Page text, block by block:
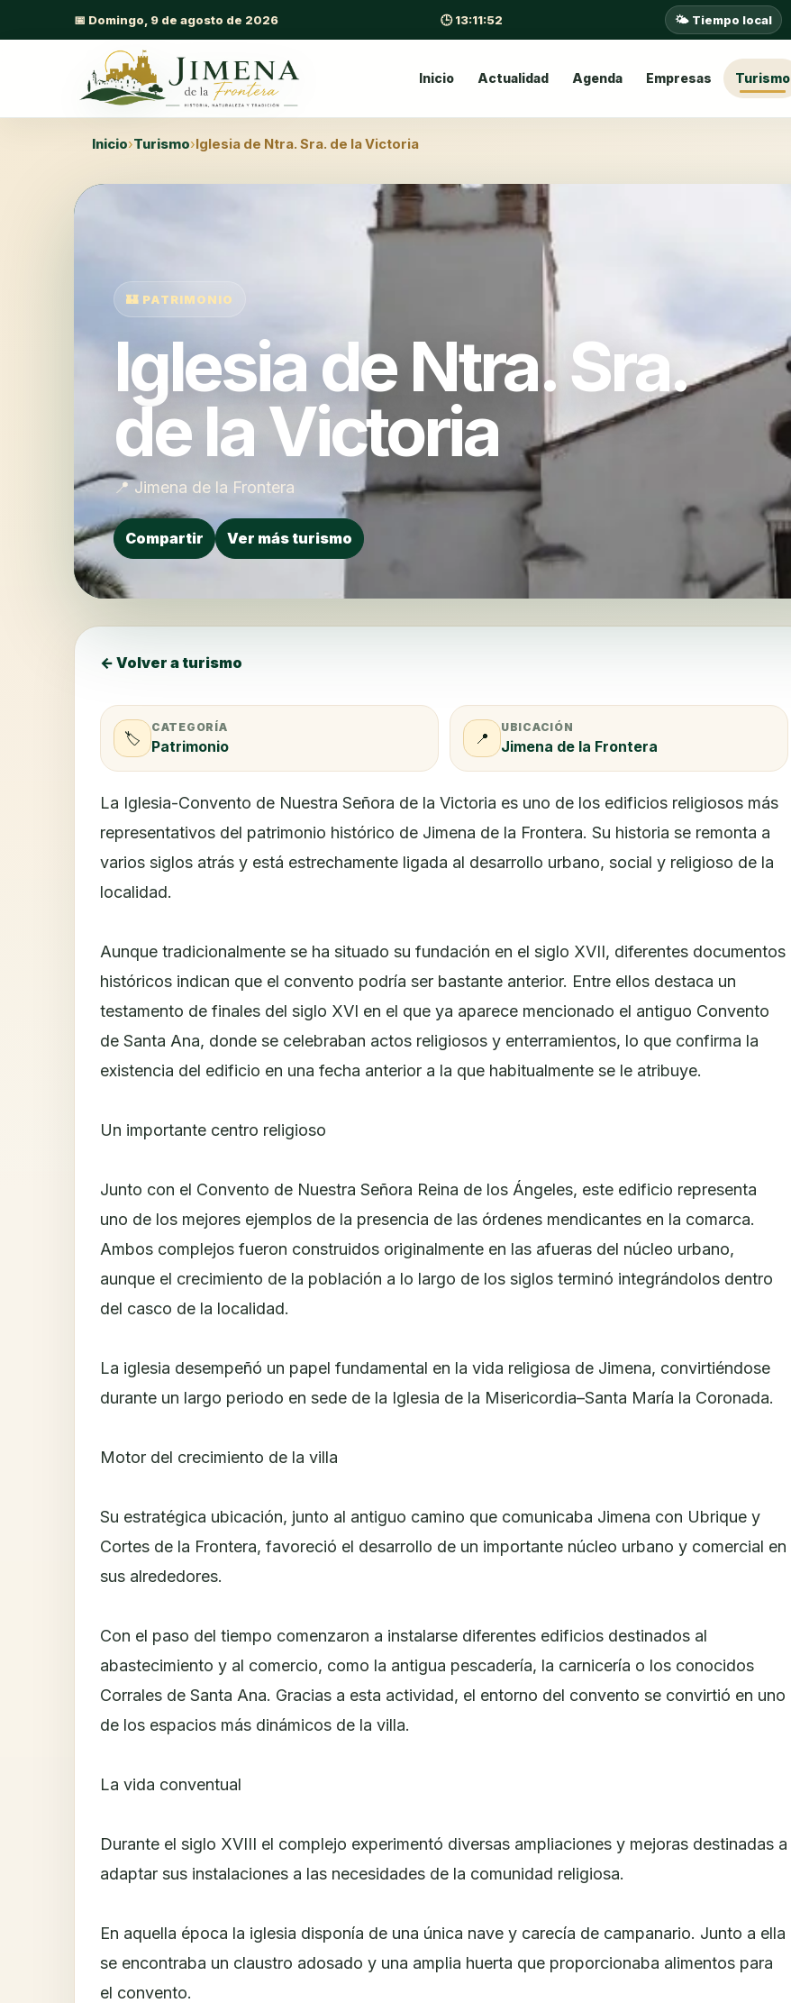
📅 Domingo, 9 de agosto de 2026 🕒 13:11:53 🌤️ Tiempo local
Inicio Actualidad Agenda Empresas Turismo
Inicio›Turismo›Iglesia de Ntra. Sra. de la Victoria
🏰 PATRIMONIO
Iglesia de Ntra. Sra.
de la Victoria
📍 Jimena de la Frontera
Compartir Ver más turismo
← Volver a turismo
🏷️
CATEGORÍA
Patrimonio 📍
UBICACIÓN
Jimena de la Frontera
La Iglesia-Convento de Nuestra Señora de la Victoria es uno de los edificios religiosos más
representativos del patrimonio histórico de Jimena de la Frontera. Su historia se remonta a
varios siglos atrás y está estrechamente ligada al desarrollo urbano, social y religioso de la
localidad.
Aunque tradicionalmente se ha situado su fundación en el siglo XVII, diferentes documentos
históricos indican que el convento podría ser bastante anterior. Entre ellos destaca un
testamento de finales del siglo XVI en el que ya aparece mencionado el antiguo Convento
de Santa Ana, donde se celebraban actos religiosos y enterramientos, lo que confirma la
existencia del edificio en una fecha anterior a la que habitualmente se le atribuye.
Un importante centro religioso
Junto con el Convento de Nuestra Señora Reina de los Ángeles, este edificio representa
uno de los mejores ejemplos de la presencia de las órdenes mendicantes en la comarca.
Ambos complejos fueron construidos originalmente en las afueras del núcleo urbano,
aunque el crecimiento de la población a lo largo de los siglos terminó integrándolos dentro
del casco de la localidad.
La iglesia desempeñó un papel fundamental en la vida religiosa de Jimena, convirtiéndose
durante un largo periodo en sede de la Iglesia de la Misericordia–Santa María la Coronada.
Motor del crecimiento de la villa
Su estratégica ubicación, junto al antiguo camino que comunicaba Jimena con Ubrique y
Cortes de la Frontera, favoreció el desarrollo de un importante núcleo urbano y comercial en
sus alrededores.
Con el paso del tiempo comenzaron a instalarse diferentes edificios destinados al
abastecimiento y al comercio, como la antigua pescadería, la carnicería o los conocidos
Corrales de Santa Ana. Gracias a esta actividad, el entorno del convento se convirtió en uno
de los espacios más dinámicos de la villa.
La vida conventual
Durante el siglo XVIII el complejo experimentó diversas ampliaciones y mejoras destinadas a
adaptar sus instalaciones a las necesidades de la comunidad religiosa.
En aquella época la iglesia disponía de una única nave y carecía de campanario. Junto a ella
se encontraba un claustro adosado y una amplia huerta que proporcionaba alimentos para
el convento.